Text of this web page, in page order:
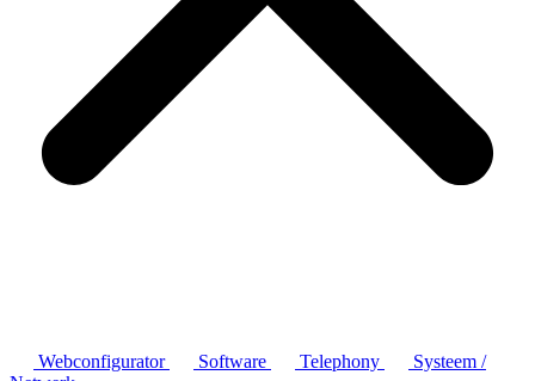
Webconfigurator Software Telephony
Systeem /